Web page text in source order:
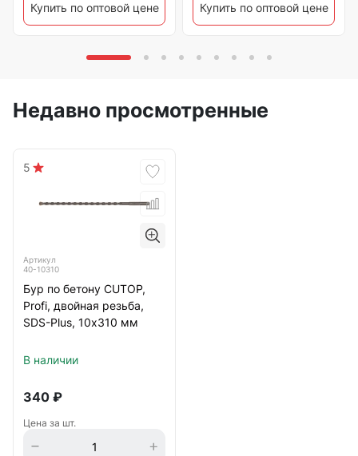
Купить по оптовой цене Купить по оптовой цене
Недавно просмотренные
5
Артикул
40-10310
Бур по бетону CUTOP,
Profi, двойная резьба,
SDS-Plus, 10х310 мм
В наличии
340 ₽
Цена за шт.